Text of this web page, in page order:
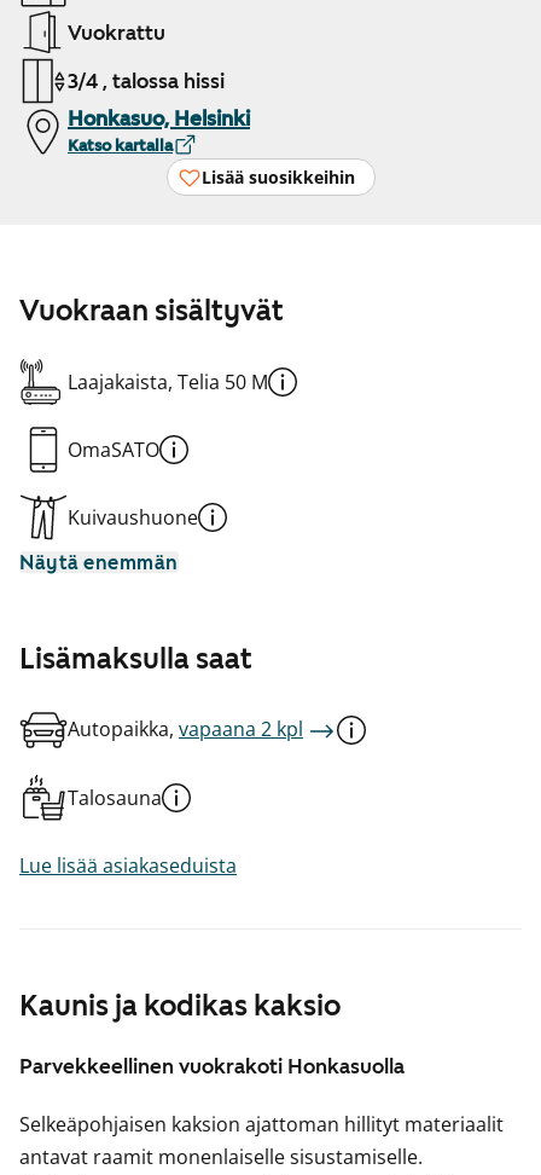
Vuokrattu
3/4 , talossa hissi
Honkasuo, Helsinki
Katso kartalla
Lisää suosikkeihin
Kaunis ja kodikas kaksio
Parvekkeellinen vuokrakoti Honkasuolla
Selkeäpohjaisen kaksion ajattoman hillityt materiaalit
antavat raamit monenlaiselle sisustamiselle.
Vuokraan sisältyvät
Laajakaista, Telia 50 M
OmaSATO
Kuivaushuone
Näytä enemmän
Lisämaksulla saat
Autopaikka, vapaana 2 kpl
Talosauna
Lue lisää asiakaseduista